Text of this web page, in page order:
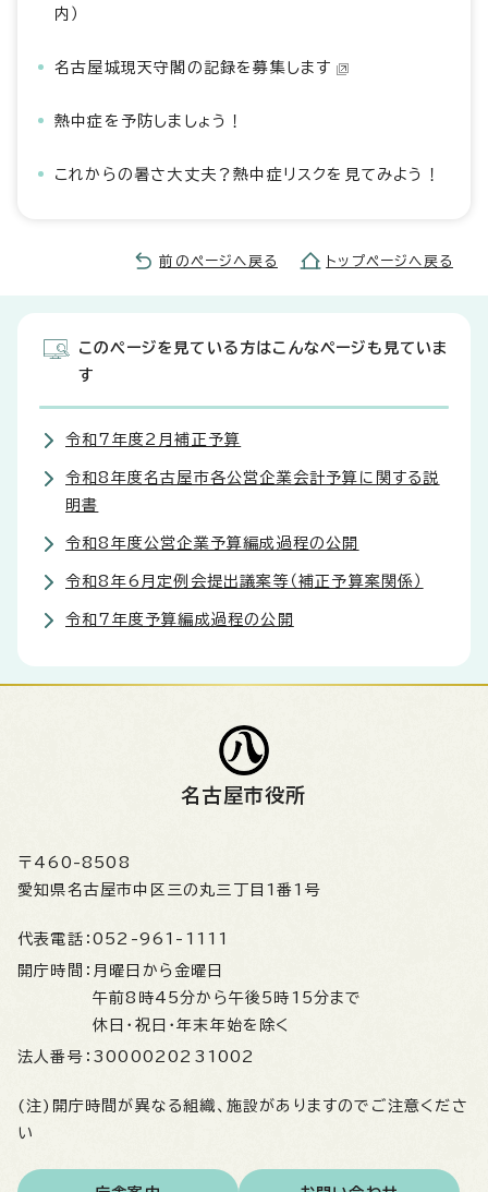
内）
名古屋城現天守閣の記録を募集します
熱中症を予防しましょう！
これからの暑さ大丈夫？熱中症リスクを見てみよう！
前のページへ戻る トップページへ戻る
このページを見ている方はこんなページも見ていま
す
令和7年度2月補正予算
令和8年度名古屋市各公営企業会計予算に関する説
明書
令和8年度公営企業予算編成過程の公開
令和8年6月定例会提出議案等（補正予算案関係）
令和7年度予算編成過程の公開
名古屋市役所
〒460-8508
愛知県名古屋市中区三の丸三丁目1番1号
代表電話： 052-961-1111
開庁時間： 月曜日から金曜日
午前8時45分から午後5時15分まで
休日・祝日・年末年始を除く
法人番号： 3000020231002
(注)開庁時間が異なる組織、施設がありますのでご注意くださ
い